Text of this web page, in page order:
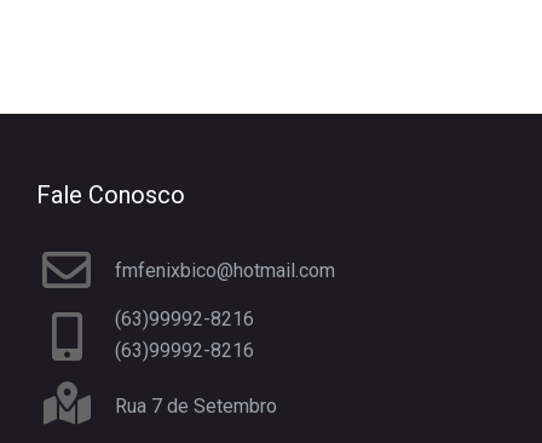
Fale Conosco
fmfenixbico@hotmail.com
(63)99992-8216
(63)99992-8216
Rua 7 de Setembro